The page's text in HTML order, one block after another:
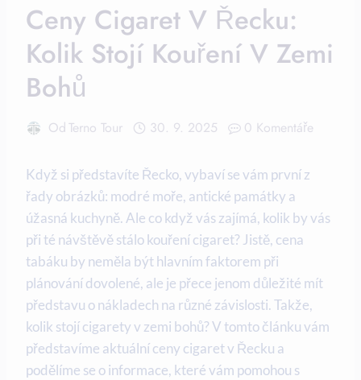
Ceny Cigaret V Řecku:
Kolik Stojí Kouření V Zemi
Bohů
OdTerno Tour 30. 9. 2025 0 Komentáře
Když si představíte Řecko, vybaví se vám první z
řady obrázků: modré moře, antické památky a
úžasná kuchyně. Ale co když vás zajímá, kolik by vás
při té návštěvě stálo kouření cigaret? Jistě, cena
tabáku by neměla být hlavním faktorem při
plánování dovolené, ale je přece jenom důležité mít
představu o nákladech na různé závislosti. Takže,
kolik stojí cigarety v zemi bohů? V tomto článku vám
představíme aktuální ceny cigaret v Řecku a
podělíme se o informace, které vám pomohou s